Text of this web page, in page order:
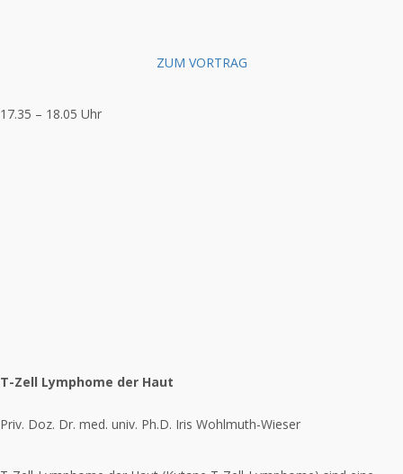
ZUM VORTRAG
17.35 – 18.05 Uhr
T-Zell Lymphome der Haut
Priv. Doz. Dr. med. univ. Ph.D. Iris Wohlmuth-Wieser